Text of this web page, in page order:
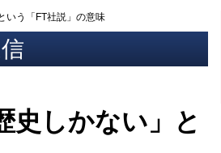
いう「FT社説」の意味
史しかない」と